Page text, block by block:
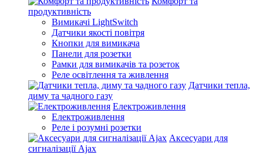
продуктивність
Вимикачі LightSwitch
Датчики якості повітря
Кнопки для вимикача
Панели для розетки
Рамки для вимикачів та розеток
Реле освітлення та живлення
Датчики тепла,
диму та чадного газу
Електроживлення
Електроживлення
Реле і розумні розетки
Аксесуари для
сигналізації Ajax